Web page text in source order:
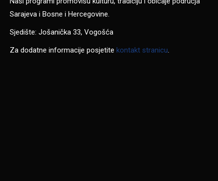
Sarajeva i Bosne i Hercegovine.
Sjedište: Jošanička 33, Vogošća
Za dodatne informacije posjetite kontakt stranicu